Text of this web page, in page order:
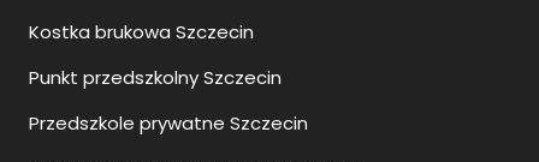
Kostka brukowa Szczecin
Punkt przedszkolny Szczecin
Przedszkole prywatne Szczecin